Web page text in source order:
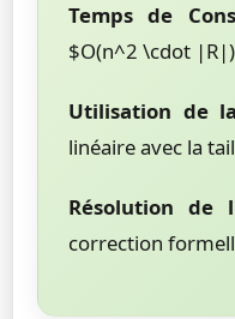
Temps de
$O(n^2 \cdot
Utilisation de
linéaire avec la
Résolution de
correction